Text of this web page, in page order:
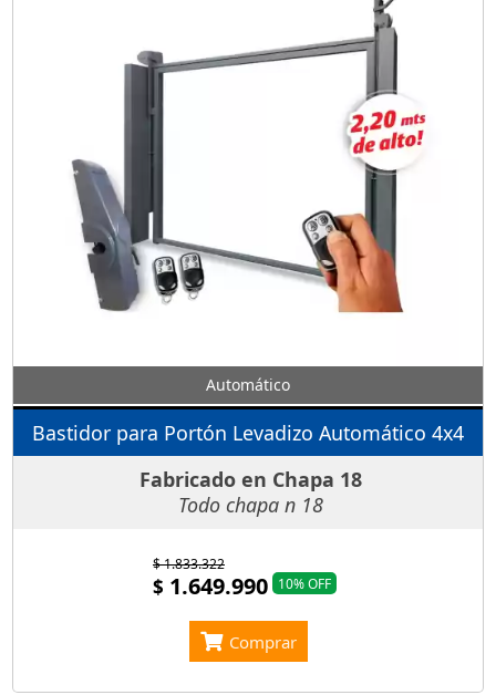
Automático
Bastidor para Portón Levadizo Automático 4x4
Fabricado en Chapa 18
Todo chapa n 18
$ 1.649.990
$ 1.833.322
10% OFF
Comprar